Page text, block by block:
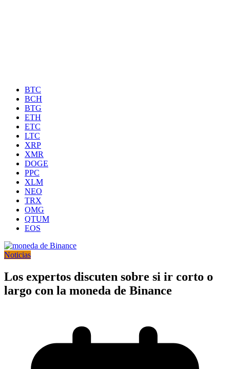
BTC
BCH
BTG
ETH
ETC
LTC
XRP
XMR
DOGE
PPC
XLM
NEO
TRX
OMG
QTUM
EOS
Noticias
Los expertos discuten sobre si ir corto o
largo con la moneda de Binance